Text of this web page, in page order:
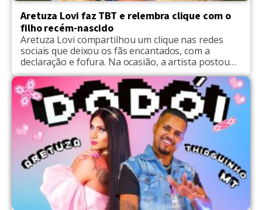
Aretuza Lovi faz TBT e relembra clique com o
filho recém-nascido
Aretuza Lovi compartilhou um clique nas redes
sociais que deixou os fãs encantados, com a
declaração e fofura. Na ocasião, a artista postou
uma foto com o filho Noah, que na época, era
recém-nascido. "Como tempo voa! Hoje você já tem
seis aninhos mas esse Tbt é para lembrar a
primeira vez que eu te […]